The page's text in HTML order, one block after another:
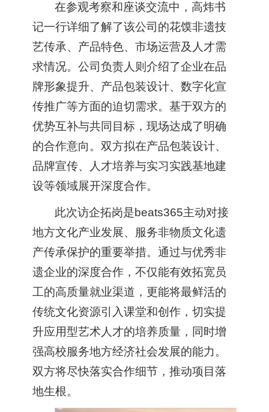
在参观考察和座谈交流中，高炜书
记一行详细了解了该公司的花馍非遗技
艺传承、产品特色、市场运营及人才需
求情况。公司负责人则介绍了企业在品
牌形象提升、产品包装设计、数字化宣
传推广等方面的迫切需求。基于双方的
优势互补与共同目标，现场达成了明确
的合作意向。双方拟在产品包装设计、
品牌宣传、人才培养与实习实践基地建
设等领域展开深度合作。
此次访企拓岗是beats365主动对接
地方文化产业发展、服务非物质文化遗
产传承保护的重要举措。通过与优秀非
遗企业的深度合作，不仅能有效拓宽员
工的高质量就业渠道，更能将最鲜活的
传统文化资源引入课堂和创作，切实提
升应用型艺术人才的培养质量，同时增
强高校服务地方经济社会发展的能力。
双方将尽快落实合作细节，推动项目落
地生根。